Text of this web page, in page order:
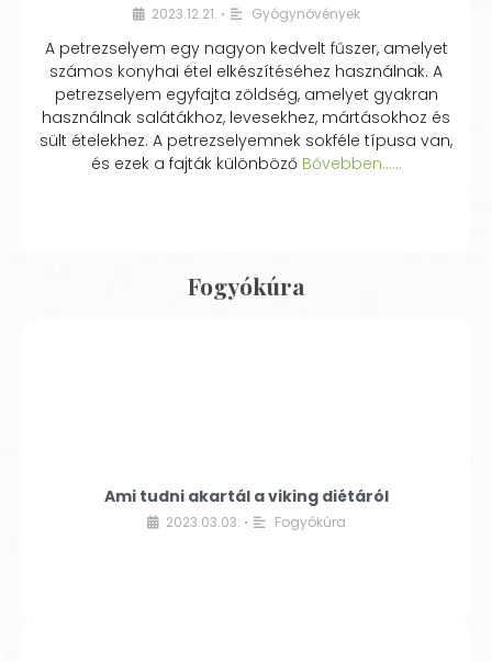
2023.12.21. • Gyógynövények
A petrezselyem egy nagyon kedvelt fűszer, amelyet
számos konyhai étel elkészítéséhez használnak. A
petrezselyem egyfajta zöldség, amelyet gyakran
használnak salátákhoz, levesekhez, mártásokhoz és
sült ételekhez. A petrezselyemnek sokféle típusa van,
és ezek a fajták különbözőBővebben...…
Fogyókúra
Ami tudni akartál a viking diétáról
2023.03.03. • Fogyókúra